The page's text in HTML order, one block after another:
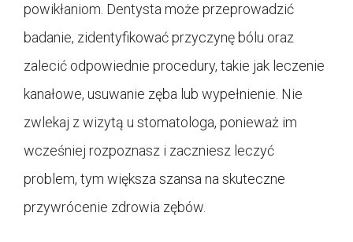
powikłaniom. Dentysta może przeprowadzić
badanie, zidentyfikować przyczynę bólu oraz
zalecić odpowiednie procedury, takie jak leczenie
kanałowe, usuwanie zęba lub wypełnienie. Nie
zwlekaj z wizytą u stomatologa, ponieważ im
wcześniej rozpoznasz i zaczniesz leczyć
problem, tym większa szansa na skuteczne
przywrócenie zdrowia zębów.